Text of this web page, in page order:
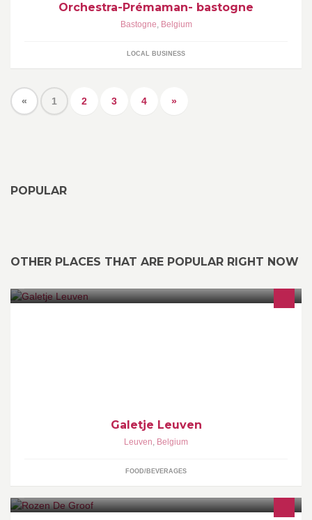
Orchestra-Prémaman- bastogne
Bastogne, Belgium
LOCAL BUSINESS
« 1 2 3 4 »
POPULAR
OTHER PLACES THAT ARE POPULAR RIGHT NOW
Galetje Leuven
Leuven, Belgium
FOOD/BEVERAGES